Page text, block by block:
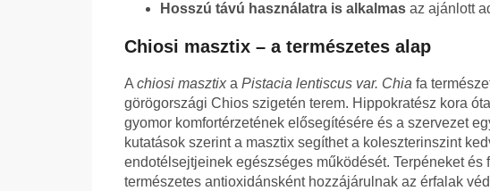
Hosszú távú használatra is alkalmas az ajánlott
Chiosi masztix – a természetes alap
A chiosi masztix a Pistacia lentiscus var. Chia fa
görögországi Chios szigetén terem. Hippokratész kora
gyomor komfortérzetének elősegítésére és a szervezet
kutatások szerint a masztix segíthet a koleszterinszint
endotélsejtjeinek egészséges működését. Terpéneket és
természetes antioxidánsként hozzájárulnak az érfalak